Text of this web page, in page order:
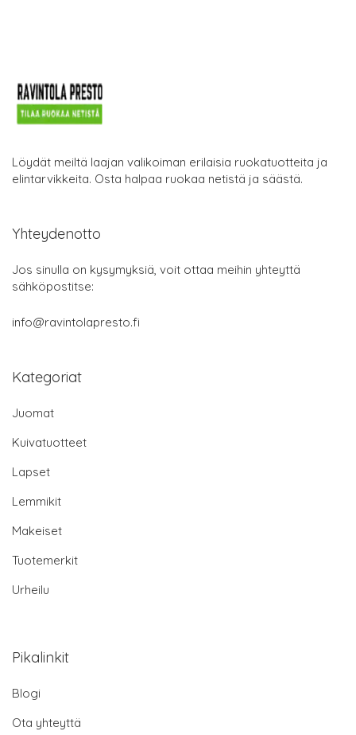
Löydät meiltä laajan valikoiman erilaisia ruokatuotteita ja
elintarvikkeita. Osta halpaa ruokaa netistä ja säästä.
Yhteydenotto
Jos sinulla on kysymyksiä, voit ottaa meihin yhteyttä
sähköpostitse:
info@ravintolapresto.fi
Kategoriat
Juomat
Kuivatuotteet
Lapset
Lemmikit
Makeiset
Tuotemerkit
Urheilu
Pikalinkit
Blogi
Ota yhteyttä